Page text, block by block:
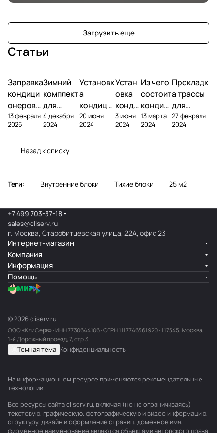
Загрузить еще
Статьи
Заправка
кондици
онеров
фреоном
13 февраля
2025
Зимний
комплект
для
кондици
онера
4 декабря
2024
Установк
а
кондици
онера на
фасаде
20 июня
2024
Устан
овка
конди
ционе
ра
3 июня
2024
Из чего
состоит
кондиц
ионер?
13 марта
2024
Прокладк
а трассы
для
кондицио
нера
27 февраля
2024
Назад к списку
Теги: Внутренние блоки Тихие блоки 25 м2
+7 499 703-37-18
sales@cliserv.ru
г. Москва, Старобитцевская улица, 22А, офис 23
Интернет-магазин
Компания
Информация
Помощь
© 2026 cliserv.ru
ООО «КлиСерв» · ИНН7730644106· ОГРН 1117746361920 · 117545, Москва,
1-й Дорожный проезд, 7, стр.3
Темная тема Конфиденциальность
На информационном ресурсе применяются рекомендательные
технологии.
Все ресурсы сайта cliserv.ru, включая (но не ограничиваясь)
текстовую, графическую, фотографическую и видео информацию,
структуру, дизайн и оформление страниц, доменное имя,
фирменное наименование являются объектами авторского права